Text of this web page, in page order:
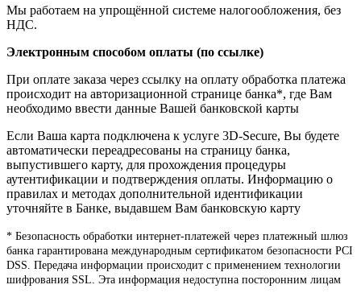
Мы работаем на упрощённой системе налогообложения, без
НДС.
Электронным способом оплаты (по ссылке)
При оплате заказа через ссылку на оплату обработка платежа
происходит на авторизационной странице банка*, где Вам
необходимо ввести данные Вашей банковской карты
Если Ваша карта подключена к услуге 3D-Secure, Вы будете
автоматически переадресованы на страницу банка,
выпустившего карту, для прохождения процедуры
аутентификации и подтверждения оплаты. Информацию о
правилах и методах дополнительной идентификации
уточняйте в Банке, выдавшем Вам банковскую карту
* Безопасность обработки интернет-платежей через платежный шлюз
банка гарантирована международным сертификатом безопасности PCI
DSS. Передача информации происходит с применением технологии
шифрования SSL. Эта информация недоступна посторонним лицам